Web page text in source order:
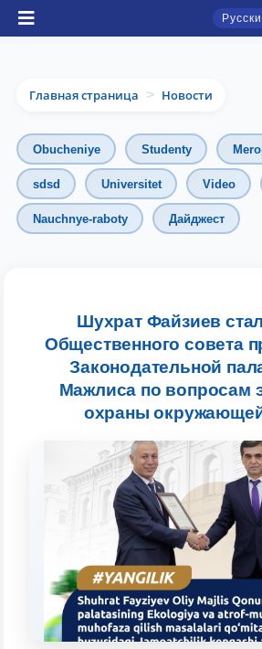
Главная страница > Новости
Obucheniye Studenty
sdsd Universitet Video
Nauchnye-raboty Дайджест
Шухрат Файзиев
Общественного совета
Законодательной
Мажлиса по вопросам
охраны
Чат приёмной комиссии ТГЮУ
Онлайн
Оставляйте здесь свои обращения по
вопросам приёма.
Выберите тему — затем появятся
4. Собеседование (магистр) (5)
6. Онлайн-заявки (15) 7. Колл-центр (4)
8. Квота (бакалавриат) (1)
✉️ Написать администратору